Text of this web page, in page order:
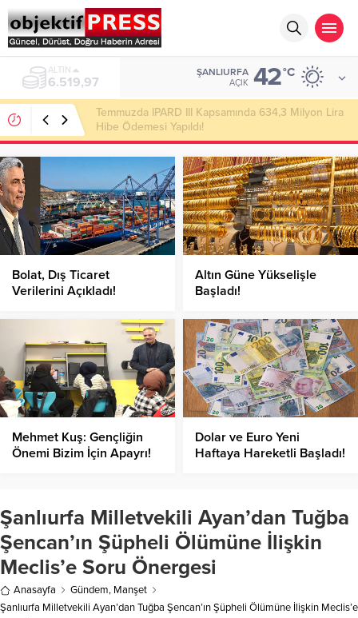
ALTIN
6.519,97
ŞANLIURFA
AÇIK 42°C
Temmuzda IPARD III Kapsamında 634,3 Milyon Lira
Hibe Ödemesi Yapıldı!
Bolat, Dış Ticaret
Verilerini Açıkladı!
Kadar Oldu?
Altın Güne Yükselişle
Başladı!
Mehmet Kuş: Gençliğin
Önemi Bizim İçin Apayrı!
Dolar ve Euro Yeni
Haftaya Hareketli Başladı!
Şanlıurfa Milletvekili Ayan’dan Tuğba
Şencan’ın Şüpheli Ölümüne İlişkin
Meclis’e Soru Önergesi
Anasayfa Gündem, Manşet
Şanlıurfa Milletvekili Ayan’dan Tuğba Şencan’ın Şüpheli Ölümüne İlişkin Meclis’e